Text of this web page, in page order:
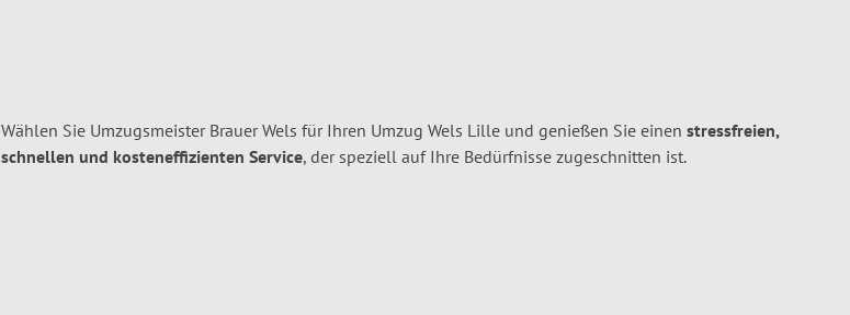
Wählen Sie Umzugsmeister Brauer Wels für Ihren Umzug Wels Lille und genießen Sie einen stressfreien,
schnellen und kosteneffizienten Service, der speziell auf Ihre Bedürfnisse zugeschnitten ist.